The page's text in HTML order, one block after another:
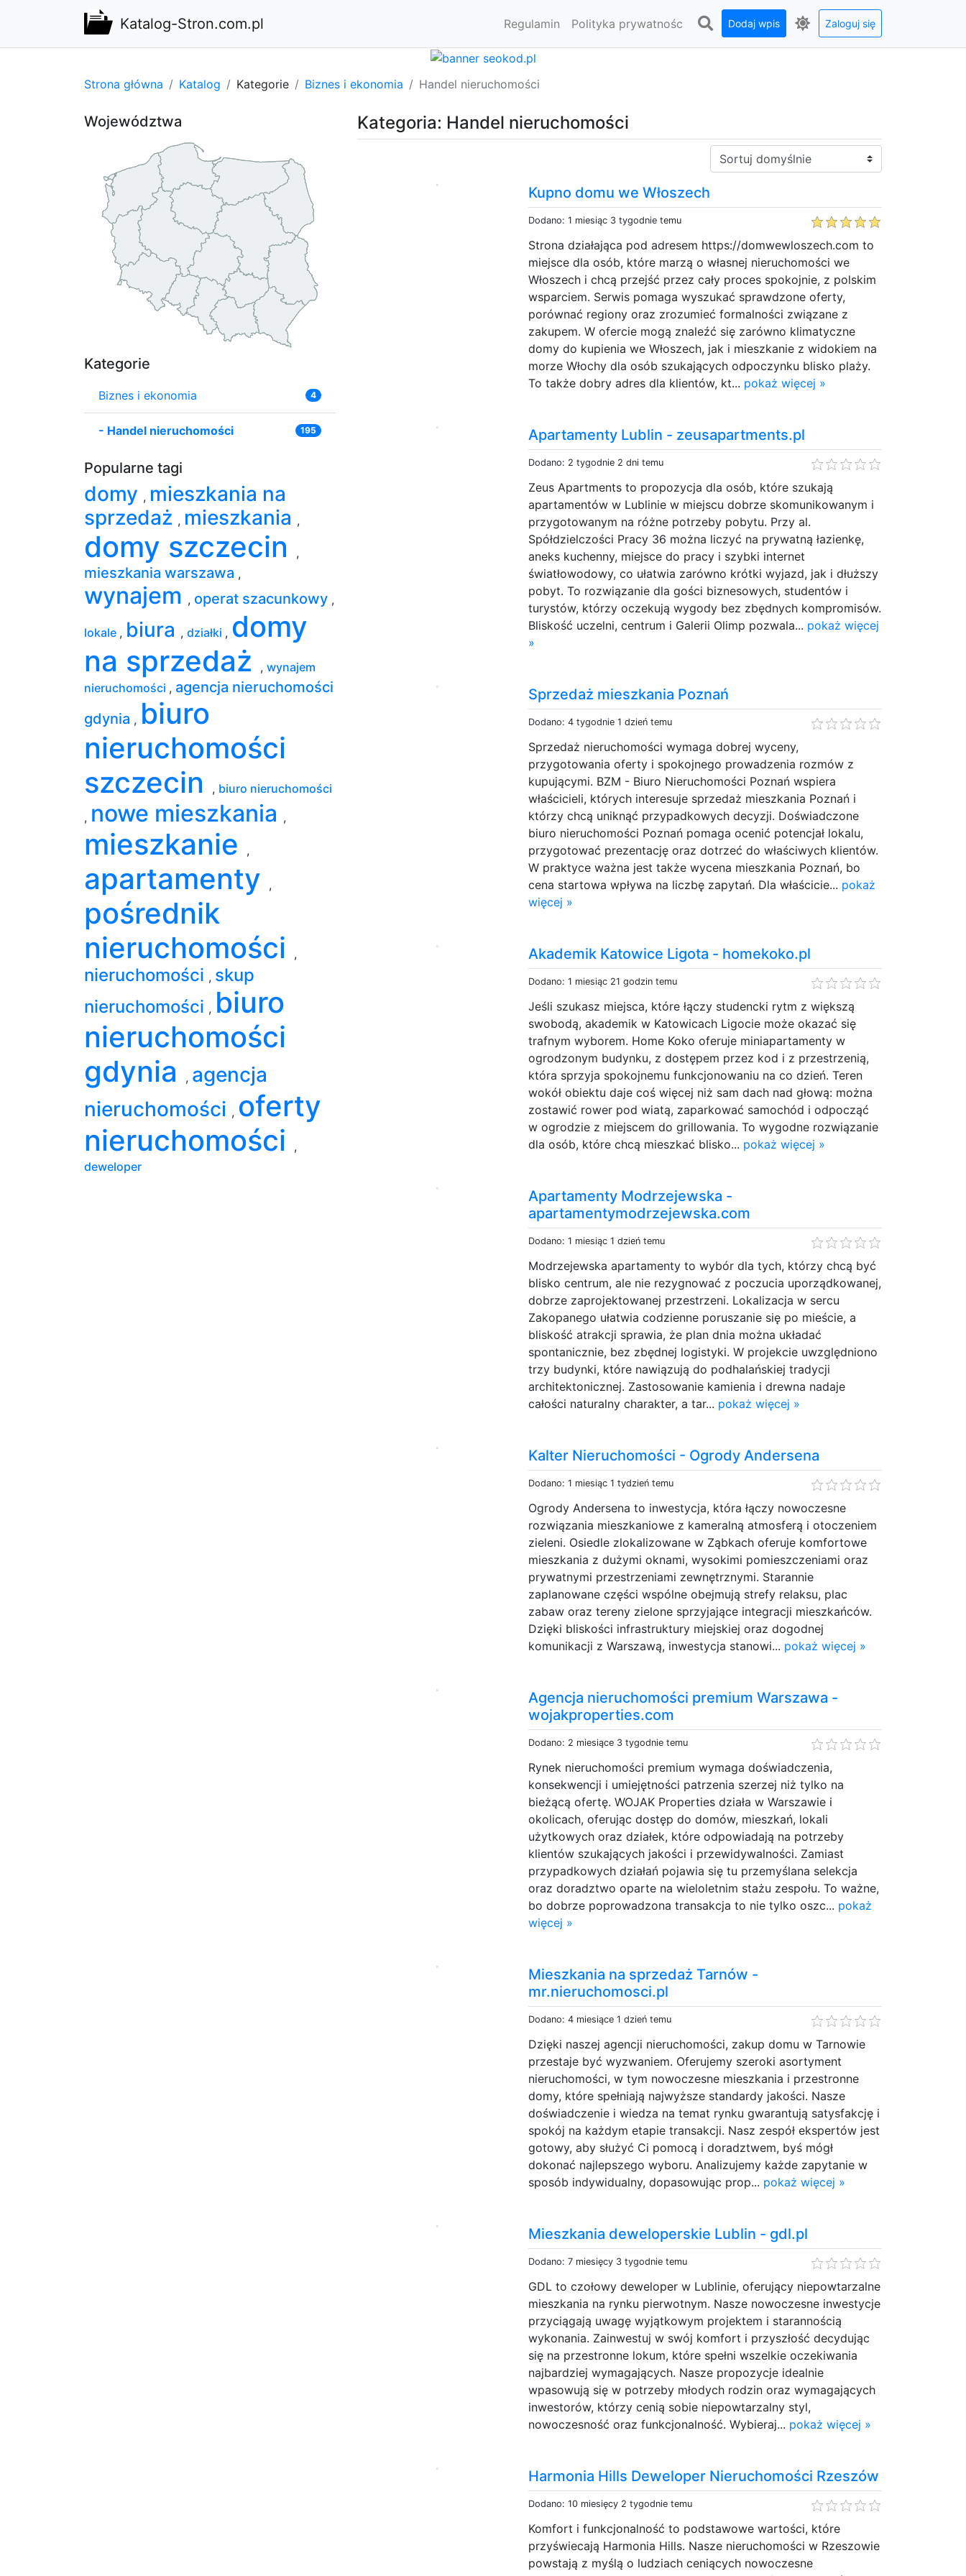
Katalog-Stron.com.pl Regulamin Polityka prywatnośc Dodaj wpis Zaloguj się
Strona główna Katalog Kategorie Biznes i ekonomia Handel nieruchomości
Kategoria: Handel nieruchomości
Sortuj:
Kupno domu we Włoszech
Dodano: 1 miesiąc 3 tygodnie temu
Strona działająca pod adresem https://domwewloszech.com to
miejsce dla osób, które marzą o własnej nieruchomości we
Włoszech i chcą przejść przez cały proces spokojnie, z polskim
wsparciem. Serwis pomaga wyszukać sprawdzone oferty,
porównać regiony oraz zrozumieć formalności związane z
zakupem. W ofercie mogą znaleźć się zarówno klimatyczne
domy do kupienia we Włoszech, jak i mieszkanie z widokiem na
morze Włochy dla osób szukających odpoczynku blisko plaży.
To także dobry adres dla klientów, kt... pokaż więcej »
Apartamenty Lublin - zeusapartments.pl
Dodano: 2 tygodnie 2 dni temu
Zeus Apartments to propozycja dla osób, które szukają
apartamentów w Lublinie w miejscu dobrze skomunikowanym i
przygotowanym na różne potrzeby pobytu. Przy al.
Spółdzielczości Pracy 36 można liczyć na prywatną łazienkę,
aneks kuchenny, miejsce do pracy i szybki internet
światłowodowy, co ułatwia zarówno krótki wyjazd, jak i dłuższy
pobyt. To rozwiązanie dla gości biznesowych, studentów i
turystów, którzy oczekują wygody bez zbędnych kompromisów.
Bliskość uczelni, centrum i Galerii Olimp pozwala... pokaż więcej
»
Sprzedaż mieszkania Poznań
Dodano: 4 tygodnie 1 dzień temu
Sprzedaż nieruchomości wymaga dobrej wyceny,
przygotowania oferty i spokojnego prowadzenia rozmów z
kupującymi. BZM - Biuro Nieruchomości Poznań wspiera
właścicieli, których interesuje sprzedaż mieszkania Poznań i
którzy chcą uniknąć przypadkowych decyzji. Doświadczone
biuro nieruchomości Poznań pomaga ocenić potencjał lokalu,
przygotować prezentację oraz dotrzeć do właściwych klientów.
W praktyce ważna jest także wycena mieszkania Poznań, bo
cena startowa wpływa na liczbę zapytań. Dla właścicie... pokaż
więcej »
Akademik Katowice Ligota - homekoko.pl
Dodano: 1 miesiąc 21 godzin temu
Jeśli szukasz miejsca, które łączy studencki rytm z większą
swobodą, akademik w Katowicach Ligocie może okazać się
trafnym wyborem. Home Koko oferuje miniapartamenty w
ogrodzonym budynku, z dostępem przez kod i z przestrzenią,
która sprzyja spokojnemu funkcjonowaniu na co dzień. Teren
wokół obiektu daje coś więcej niż sam dach nad głową: można
zostawić rower pod wiatą, zaparkować samochód i odpocząć
w ogrodzie z miejscem do grillowania. To wygodne rozwiązanie
dla osób, które chcą mieszkać blisko... pokaż więcej »
Apartamenty Modrzejewska -
apartamentymodrzejewska.com
Dodano: 1 miesiąc 1 dzień temu
Modrzejewska apartamenty to wybór dla tych, którzy chcą być
blisko centrum, ale nie rezygnować z poczucia uporządkowanej,
dobrze zaprojektowanej przestrzeni. Lokalizacja w sercu
Zakopanego ułatwia codzienne poruszanie się po mieście, a
bliskość atrakcji sprawia, że plan dnia można układać
spontanicznie, bez zbędnej logistyki. W projekcie uwzględniono
trzy budynki, które nawiązują do podhalańskiej tradycji
architektonicznej. Zastosowanie kamienia i drewna nadaje
całości naturalny charakter, a tar... pokaż więcej »
Kalter Nieruchomości - Ogrody Andersena
Dodano: 1 miesiąc 1 tydzień temu
Ogrody Andersena to inwestycja, która łączy nowoczesne
rozwiązania mieszkaniowe z kameralną atmosferą i otoczeniem
zieleni. Osiedle zlokalizowane w Ząbkach oferuje komfortowe
mieszkania z dużymi oknami, wysokimi pomieszczeniami oraz
prywatnymi przestrzeniami zewnętrznymi. Starannie
zaplanowane części wspólne obejmują strefy relaksu, plac
zabaw oraz tereny zielone sprzyjające integracji mieszkańców.
Dzięki bliskości infrastruktury miejskiej oraz dogodnej
komunikacji z Warszawą, inwestycja stanowi... pokaż więcej »
Agencja nieruchomości premium Warszawa -
wojakproperties.com
Dodano: 2 miesiące 3 tygodnie temu
Rynek nieruchomości premium wymaga doświadczenia,
konsekwencji i umiejętności patrzenia szerzej niż tylko na
bieżącą ofertę. WOJAK Properties działa w Warszawie i
okolicach, oferując dostęp do domów, mieszkań, lokali
użytkowych oraz działek, które odpowiadają na potrzeby
klientów szukających jakości i przewidywalności. Zamiast
przypadkowych działań pojawia się tu przemyślana selekcja
oraz doradztwo oparte na wieloletnim stażu zespołu. To ważne,
bo dobrze poprowadzona transakcja to nie tylko oszc... pokaż
więcej »
Mieszkania na sprzedaż Tarnów -
mr.nieruchomosci.pl
Dodano: 4 miesiące 1 dzień temu
Dzięki naszej agencji nieruchomości, zakup domu w Tarnowie
przestaje być wyzwaniem. Oferujemy szeroki asortyment
nieruchomości, w tym nowoczesne mieszkania i przestronne
domy, które spełniają najwyższe standardy jakości. Nasze
doświadczenie i wiedza na temat rynku gwarantują satysfakcję i
spokój na każdym etapie transakcji. Nasz zespół ekspertów jest
gotowy, aby służyć Ci pomocą i doradztwem, byś mógł
dokonać najlepszego wyboru. Analizujemy każde zapytanie w
sposób indywidualny, dopasowując prop... pokaż więcej »
Mieszkania deweloperskie Lublin - gdl.pl
Dodano: 7 miesięcy 3 tygodnie temu
GDL to czołowy deweloper w Lublinie, oferujący niepowtarzalne
mieszkania na rynku pierwotnym. Nasze nowoczesne inwestycje
przyciągają uwagę wyjątkowym projektem i starannością
wykonania. Zainwestuj w swój komfort i przyszłość decydując
się na przestronne lokum, które spełni wszelkie oczekiwania
najbardziej wymagających. Nasze propozycje idealnie
wpasowują się w potrzeby młodych rodzin oraz wymagających
inwestorów, którzy cenią sobie niepowtarzalny styl,
nowoczesność oraz funkcjonalność. Wybieraj... pokaż więcej »
Harmonia Hills Deweloper Nieruchomości Rzeszów
Dodano: 10 miesięcy 2 tygodnie temu
Komfort i funkcjonalność to podstawowe wartości, które
przyświecają Harmonia Hills. Nasze nieruchomości w Rzeszowie
powstają z myślą o ludziach ceniących nowoczesne
Województwa
Kategorie
Biznes i ekonomia 4
- Handel nieruchomości 195
Popularne tagi
domy , mieszkania na
sprzedaż , mieszkania ,
domy szczecin ,
mieszkania warszawa ,
wynajem , operat szacunkowy ,
lokale , biura , działki , domy
na sprzedaż
, wynajem
nieruchomości , agencja nieruchomości
gdynia , biuro
nieruchomości
szczecin
, biuro nieruchomości
, nowe mieszkania ,
mieszkanie ,
apartamenty ,
pośrednik
nieruchomości
,
nieruchomości , skup
nieruchomości , biuro
nieruchomości
gdynia
, agencja
nieruchomości , oferty
nieruchomości
,
deweloper